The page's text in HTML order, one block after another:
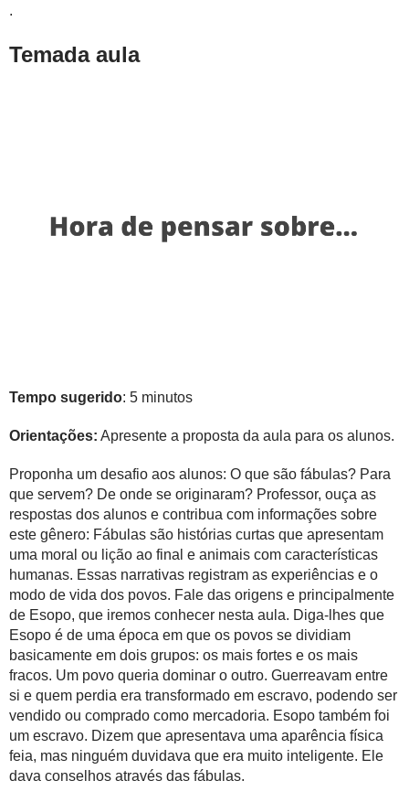
.
Temada aula
Tempo sugerido: 5 minutos
Orientações: Apresente a proposta da aula para os alunos.
Proponha um desafio aos alunos: O que são fábulas? Para
que servem? De onde se originaram? Professor, ouça as
respostas dos alunos e contribua com informações sobre
este gênero: Fábulas são histórias curtas que apresentam
uma moral ou lição ao final e animais com características
humanas. Essas narrativas registram as experiências e o
modo de vida dos povos. Fale das origens e principalmente
de Esopo, que iremos conhecer nesta aula. Diga-lhes que
Esopo é de uma época em que os povos se dividiam
basicamente em dois grupos: os mais fortes e os mais
fracos. Um povo queria dominar o outro. Guerreavam entre
si e quem perdia era transformado em escravo, podendo ser
vendido ou comprado como mercadoria. Esopo também foi
um escravo. Dizem que apresentava uma aparência física
feia, mas ninguém duvidava que era muito inteligente. Ele
dava conselhos através das fábulas.